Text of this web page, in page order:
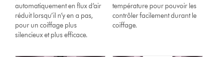
automatiquement en flux d’air
réduit lorsqu’il n’y en a pas,
pour un coiffage plus
silencieux et plus efficace.
température pour pouvoir les
contrôler facilement durant le
coiffage.